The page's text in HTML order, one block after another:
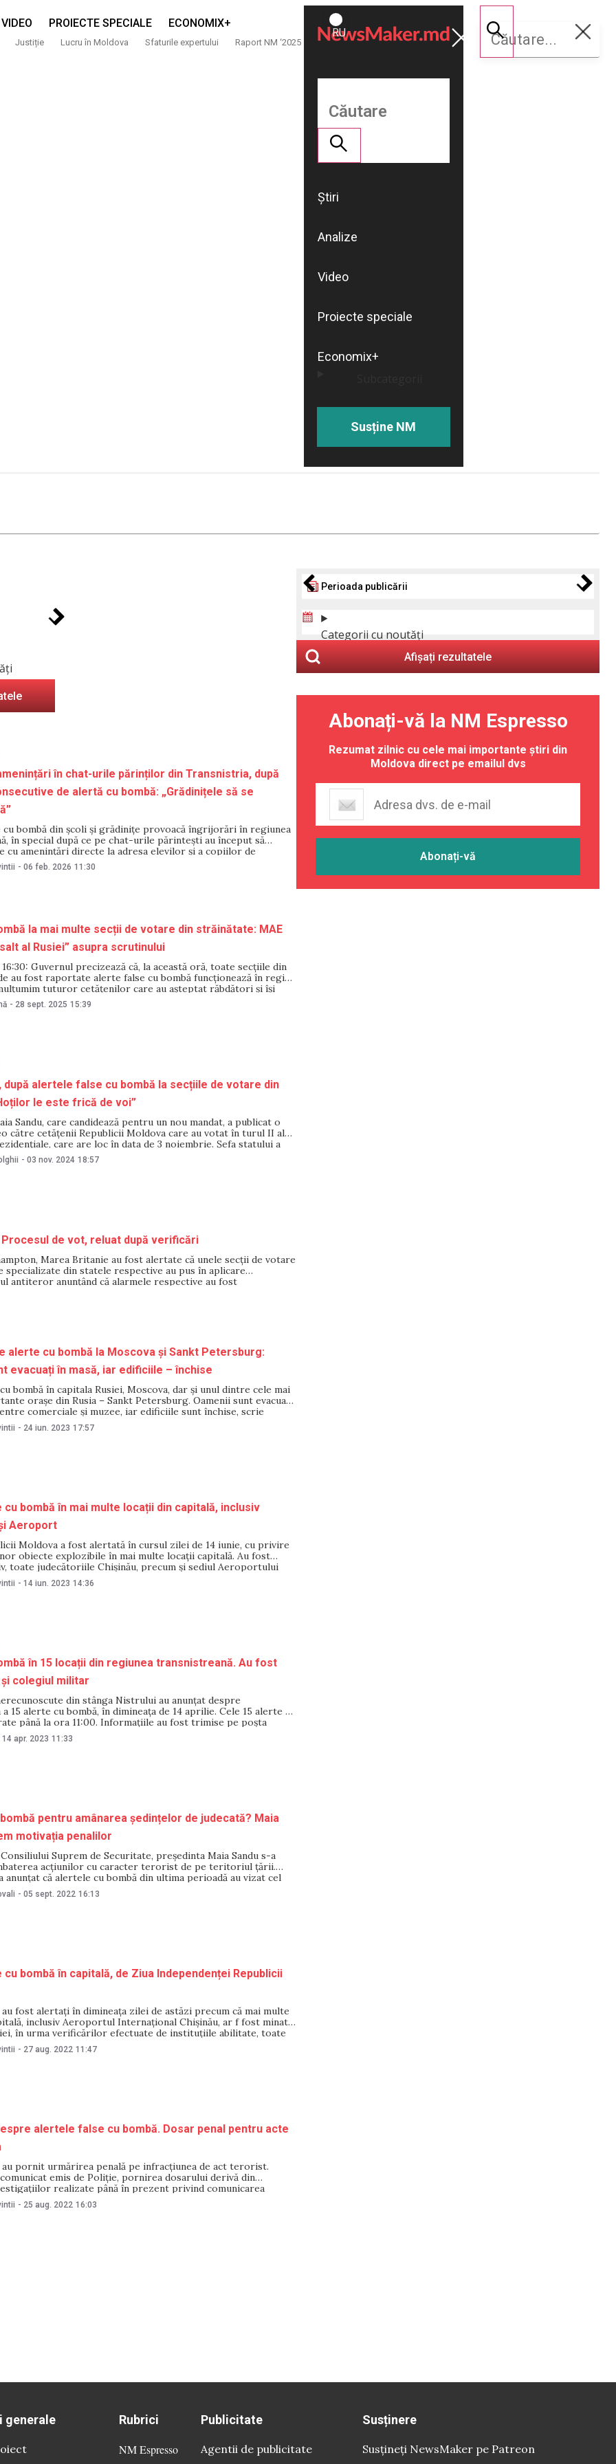
VIDEO PROIECTE SPECIALE ECONOMIX+
Justiție Lucru în Moldova Sfaturile expertului Raport NM ‘2025
ROMÂNĂ
RU
Susține
NM
Știri
Analize
Video
Proiecte speciale
Economix+
Susține NM
în chat-urile părinților din Transnistria, după
de alertă cu bombă: „Grădinițele să se
bombă din școli și grădinițe provoacă îngrijorări în regiunea
în special după ce pe chat-urile părintești au început să
cu amenințări directe la adresa elevilor și a copiilor de
cititor NewsMaker a transmis redacției un screenshot cu un
distribuit
- 06 feb. 2026 11:30
la mai multe secții de votare din străinătate: MAE
al Rusiei” asupra scrutinului
Guvernul precizează că, la această oră, toate secțiile din
au fost raportate alerte false cu bombă funcționează în regim
tuturor cetățenilor care au așteptat răbdători și își
la vot”, a scris Daniel Vodă. Știrea inițială: Alerte cu bombă au
- 28 sept. 2025 15:39
după alertele false cu bombă la secțiile de votare din
le este frică de voi”
Sandu, care candidează pentru un nou mandat, a publicat o
către cetățenii Republicii Moldova care au votat în turul II al
care are loc în data de 3 noiembrie. Șefa statului a
noștri din diaspora fără teamă, în contextul în care la
- 03 nov. 2024 18:57
de vot, reluat după verificări
Marea Britanie au fost alertate că unele secții de votare
din statele respective au pus în aplicare
antiteror anunțând că alarmele respective au fost
alerte cu bombă la Moscova și Sankt Petersburg:
evacuați în masă, iar edificiile – închise
bombă în capitala Rusiei, Moscova, dar și unul dintre cele mai
orașe din Rusia – Sankt Petersburg. Oamenii sunt evacuați
comerciale și muzee, iar edificiile sunt închise, scrie
informează că muzeele și centrele comerciale din Moscova
- 24 iun. 2023 17:57
bombă în mai multe locații din capitală, inclusiv
Aeroport
Moldova a fost alertată în cursul zilei de 14 iunie, cu privire
obiecte explozibile în mai multe locații capitală. Au fost
toate judecătoriile Chișinău, precum și sediul Aeroportului
Chișinău. Purtătoarea de cuvânt a Inspectoratului General al
declarat pentru NM
- 14 iun. 2023 14:36
în 15 locații din regiunea transnistreană. Au fost
colegiul militar
din stânga Nistrului au anunțat despre
15 alerte cu bombă, în dimineața de 14 aprilie. Cele 15 alerte au
până la ora 11:00. Informațiile au fost trimise pe poșta
unor instituții de învățământ: „Universitatea Taras Șevcenko”,
din Camenca, Colegiul militar
14 apr. 2023 11:33
pentru amânarea ședințelor de judecată? Maia
motivația penalilor
Suprem de Securitate, președinta Maia Sandu s-a
acțiunilor cu caracter terorist de pe teritoriul țării.
anunțat că alertele cu bombă din ultima perioadă au vizat cel
de judecată – „având ca scop tergiversarea ședințelor”.
că
- 05 sept. 2022 16:13
bombă în capitală, de Ziua Independenței Republicii
fost alertați în dimineața zilei de astăzi precum că mai multe
inclusiv Aeroportul Internațional Chișinău, ar f fost minate.
în urma verificărilor efectuate de instituțiile abilitate, toate
au dovedit a fi false. „Prin intermediul adresei electronice,
orei 03:00,
- 27 aug. 2022 11:47
alertele false cu bombă. Dosar penal pentru acte
pornit urmărirea penală pe infracțiunea de act terorist.
emis de Poliție, pornirea dosarului derivă din
realizate până în prezent privind comunicarea
bună-știință despre prezența explozivelor în diverse locații,
episoade, în vederea creării pericolelor pentru viața și
- 25 aug. 2022 16:03
Perioada publicării
Categorii cu noutăți
Afișați rezultatele
Abonați-vă la NM Espresso
Rezumat zilnic cu cele mai importante știri din
Moldova direct pe emailul dvs
generale Rubrici
NM Espresso
Publicitate
Agentii de publicitate
Susținere
Susțineți NewsMaker pe Patreon